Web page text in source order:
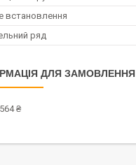
встановлення
ряд
ДЛЯ ЗАМОВЛЕННЯ
564 ₴